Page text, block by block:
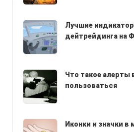
Лучшие
дейтрейдинга на
Что такое алерты
пользоваться
Иконки и значки в